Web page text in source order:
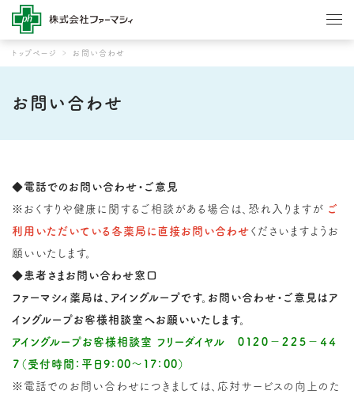
トップページ お問い合わせ
お問い合わせ
◆電話でのお問い合わせ・ご意見
※おくすりや健康に関するご相談がある場合は、恐れ入りますが ご
利用いただいている各薬局に直接お問い合わせ くださいますようお
願いいたします。
◆患者さまお問い合わせ窓口
ファーマシィ薬局は、アイングループです。お問い合わせ・ご意見はア
イングループお客様相談室へお願いいたします。
アイングループお客様相談室 フリーダイヤル ０１２０－２２５－４４
７（受付時間：平日9：00～17：00）
※電話でのお問い合わせにつきましては、応対サービスの向上のた